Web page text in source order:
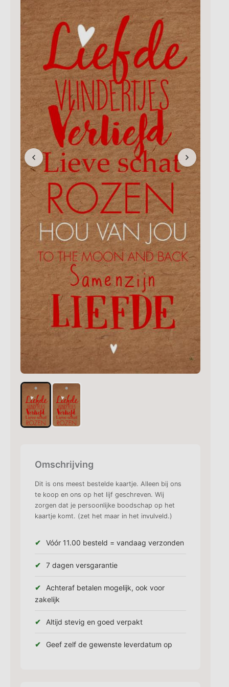
Omschrijving
Dit is ons meest bestelde kaartje. Alleen bij ons
te koop en ons op het lijf geschreven. Wij
zorgen dat je persoonlijke boodschap op het
kaartje komt. (zet het maar in het invulveld.)
Vóór 11.00 besteld = vandaag verzonden
7 dagen versgarantie
Achteraf betalen mogelijk, ook voor
zakelijk
Altijd stevig en goed verpakt
Geef zelf de gewenste leverdatum op